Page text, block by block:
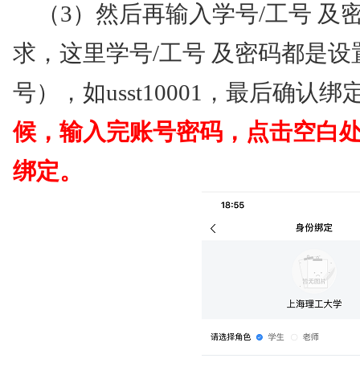
（3）然后再输入学号/工号 及
求，这里学号/工号 及密码都是设
号），如usst10001，最后确认绑
候，输入完账号密码，点击空白
绑定。